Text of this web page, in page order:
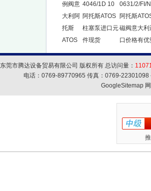
例阀意
大利阿
托斯
ATOS
4046/1D 10
阿托斯ATOS
柱塞泵进口元
件现货
0631/2/FI/
阿托斯
磁阀意大利
口价格有优
东莞市腾达设备贸易有限公司 版权所有 总访问量：
电话：0769-89770965 传真：0769-
GoogleSitemap网